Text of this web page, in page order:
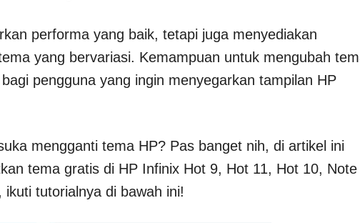
performa yang baik, tetapi juga menyediakan
yang bervariasi. Kemampuan untuk mengubah
pengguna yang ingin menyegarkan tampilan HP
mengganti tema HP? Pas banget nih, di artikel ini
tema gratis di HP Infinix Hot 9, Hot 11, Hot 10, Note
tutorialnya di bawah ini!